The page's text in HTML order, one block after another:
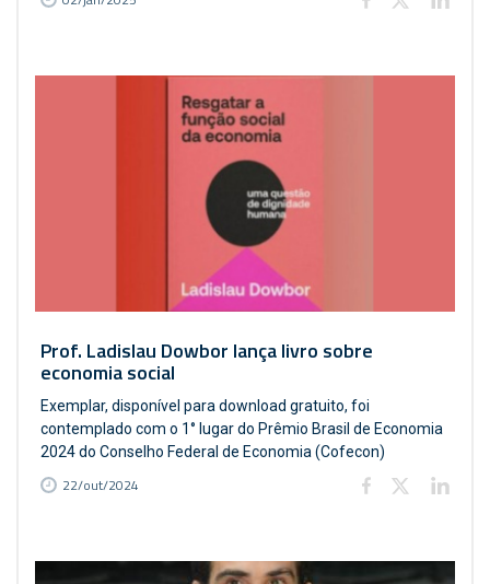
Prof. Ladislau Dowbor lança livro sobre
economia social
Exemplar, disponível para download gratuito, foi
contemplado com o 1° lugar do Prêmio Brasil de Economia
2024 do Conselho Federal de Economia (Cofecon)
22/out/2024